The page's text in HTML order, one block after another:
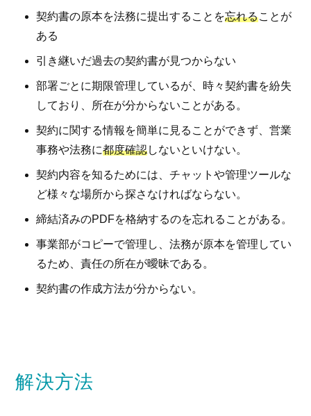
契約書の原本を法務に提出することを忘れることが
ある
引き継いだ過去の契約書が見つからない
部署ごとに期限管理しているが、時々契約書を紛失
しており、所在が分からないことがある。
契約に関する情報を簡単に見ることができず、営業
事務や法務に都度確認しないといけない。
契約内容を知るためには、チャットや管理ツールな
ど様々な場所から探さなければならない。
締結済みのPDFを格納するのを忘れることがある。
事業部がコピーで管理し、法務が原本を管理してい
るため、責任の所在が曖昧である。
契約書の作成方法が分からない。
解決方法